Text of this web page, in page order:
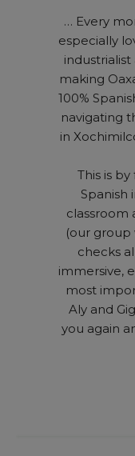
… Every
especially
making
100%
navigating
in
This is
Spanish
classroom
(our group
checks
immersive,
most
Aly and
you again